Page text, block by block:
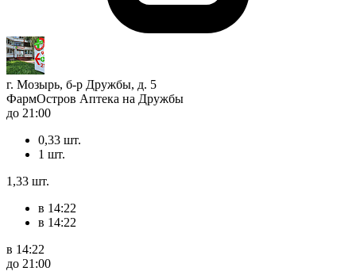
г. Мозырь, б-р Дружбы, д. 5
ФармОстров Аптека на Дружбы
до 21:00
0,33 шт.
1 шт.
1,33 шт.
в 14:22
в 14:22
в 14:22
до 21:00